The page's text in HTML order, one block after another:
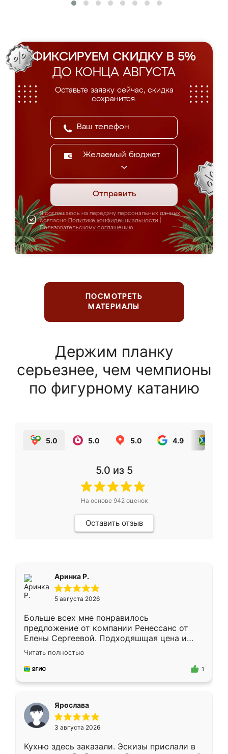
ФИКСИРУЕМ СКИДКУ В 5%
ДО КОНЦА АВГУСТА
Оставьте заявку сейчас, скидка
сохранится.
Желаемый бюджет
Отправить
Я соглашаюсь на передачу персональных данных
согласно Политике конфиденциальности
Пользовательскому соглашению
ПОСМОТРЕТЬ
МАТЕРИАЛЫ
Держим планку
серьезнее, чем чемпионы
по фигурному катанию
5.0 5.0 5.0 4.9
5.0 из 5
На основе 942оценок
Оставить отзыв
Аринка Р.
5 августа 2026
Больше всех мне понравилось
предложение от компании Ренессанс от
Елены Сергеевой. Подходяшщая цена и
короткие сроки изготовления. Приехавший
для замера сотрудник Владислав
предложил по моему эскизу самый
Читать полностью
1
Ярослава
3 августа 2026
Кухню здесь заказали. Эскизы прислали в